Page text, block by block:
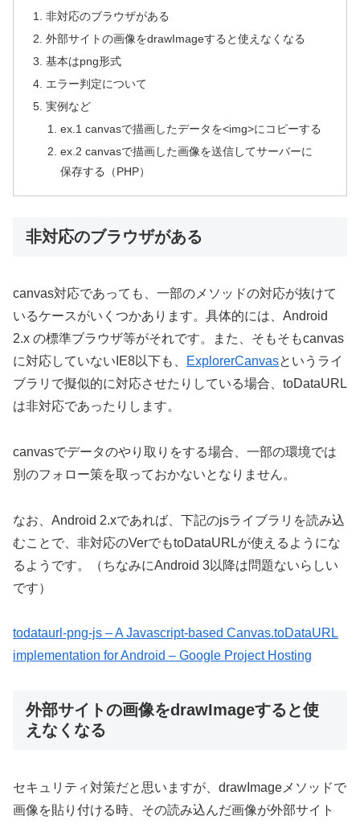
非対応のブラウザがある
外部サイトの画像をdrawImageすると使えなくなる
基本はpng形式
エラー判定について
実例など
ex.1 canvasで描画したデータを<img>にコピーする
ex.2 canvasで描画した画像を送信してサーバーに
保存する（PHP）
非対応のブラウザがある
canvas対応であっても、一部のメソッドの対応が抜けて
いるケースがいくつかあります。具体的には、Android
2.x の標準ブラウザ等がそれです。また、そもそもcanvas
に対応していないIE8以下も、
ExplorerCanvasというライ
ブラリで擬似的に対応させたりしている場合、toDataURL
は非対応であったりします。
canvasでデータのやり取りをする場合、一部の環境では
別のフォロー策を取っておかないとなりません。
なお、Android 2.xであれば、下記のjsライブラリを読み込
むことで、非対応のVerでもtoDataURLが使えるようにな
るようです。（ちなみにAndroid 3以降は問題ないらしい
です）
todataurl-png-js – A Javascript-based Canvas.toDataURL
implementation for Android – Google Project Hosting
外部サイトの画像をdrawImageすると使
えなくなる
セキュリティ対策だと思いますが、drawImageメソッドで
画像を貼り付ける時、その読み込んだ画像が外部サイト